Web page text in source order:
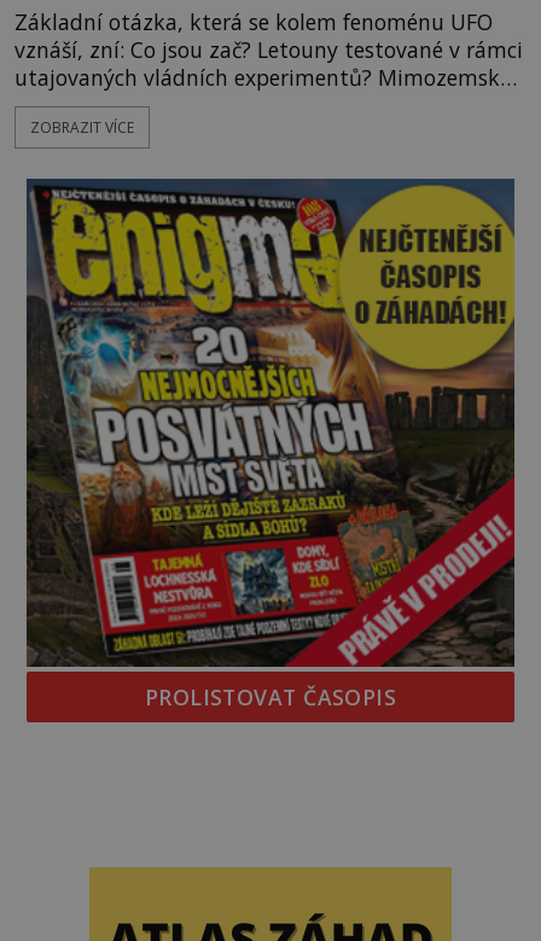
Základní otázka, která se kolem fenoménu UFO
vznáší, zní: Co jsou zač? Letouny testované v rámci
utajovaných vládních experimentů? Mimozemské
vesmírné lodě plnící na Zemi nám neznámý úkol?
Skokani mezi dimenzemi, putující po mostech
možnostech již desítky let vzrušeně diskutují
vědci, ufologo
ZOBRAZIT VÍCE
PROLISTOVAT ČASOPIS